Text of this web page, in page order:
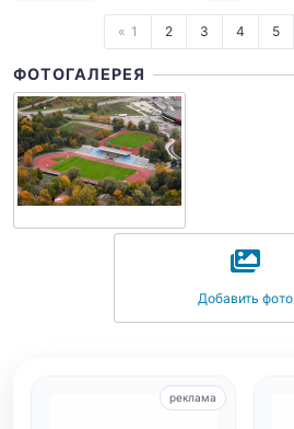
1 2 3 4 5
ФОТОГАЛЕРЕЯ
Добавить фото
реклама